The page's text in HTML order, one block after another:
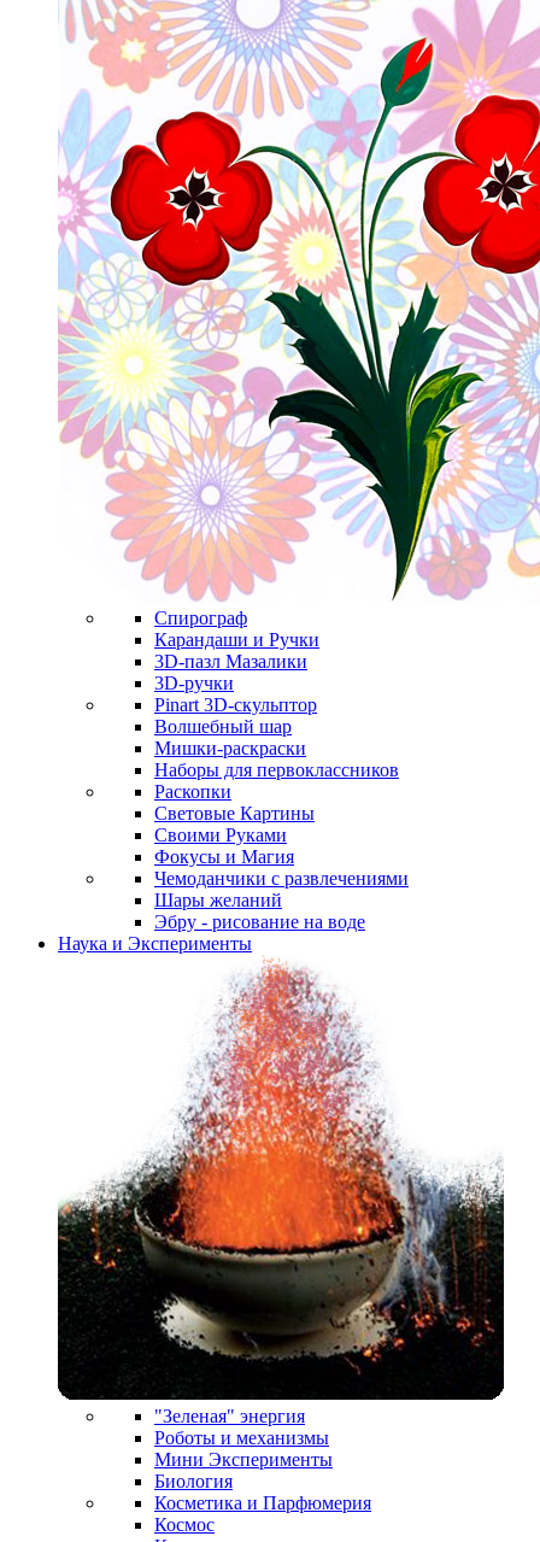
Спирограф
Карандаши и Ручки
3D-пазл Мазалики
3D-ручки
Pinart 3D-скульптор
Волшебный шар
Мишки-раскраски
Наборы для первоклассников
Раскопки
Световые Картины
Своими Руками
Фокусы и Магия
Чемоданчики с развлечениями
Шары желаний
Эбру - рисование на воде
Наука и Эксперименты
"Зеленая" энергия
Роботы и механизмы
Мини Эксперименты
Биология
Косметика и Парфюмерия
Космос